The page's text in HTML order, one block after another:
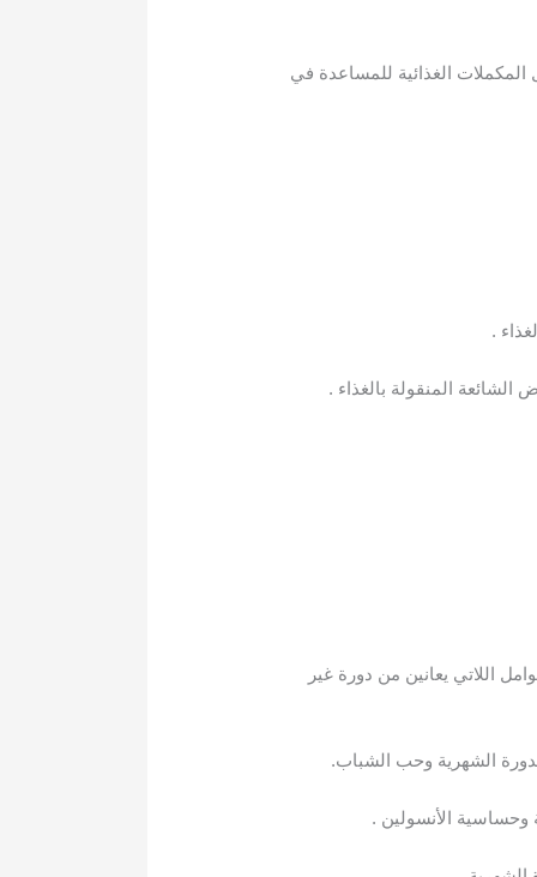
الغذائية للمساعدة في
.
اللاتي يعانين من دورة غير